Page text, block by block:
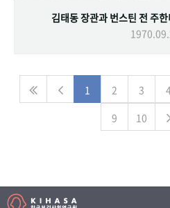
김태동 장관과 번스틴 전 주
1 2 3 4
9
10